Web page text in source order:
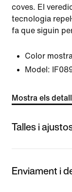
coves. El
tecnologia
fa que siguin
Color
Model:
Mostra els
Talles i
Enviament i